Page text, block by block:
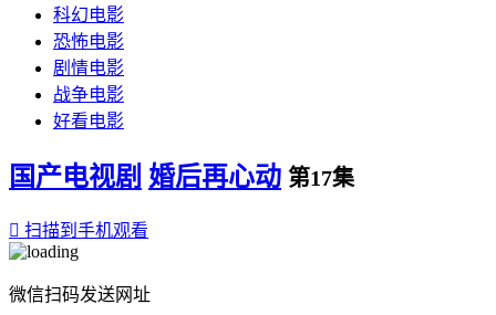
科幻电影
恐怖电影
剧情电影
战争电影
好看电影
国产电视剧 婚后再心动 第17集
 扫描到手机观看
微信扫码发送网址